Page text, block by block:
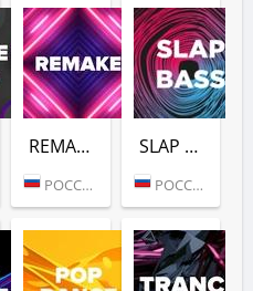
REMAKE (DFM)
РОССИЯ (МОСКВА)
SLAP BASS (DFM)
РОССИЯ (МОСКВА)